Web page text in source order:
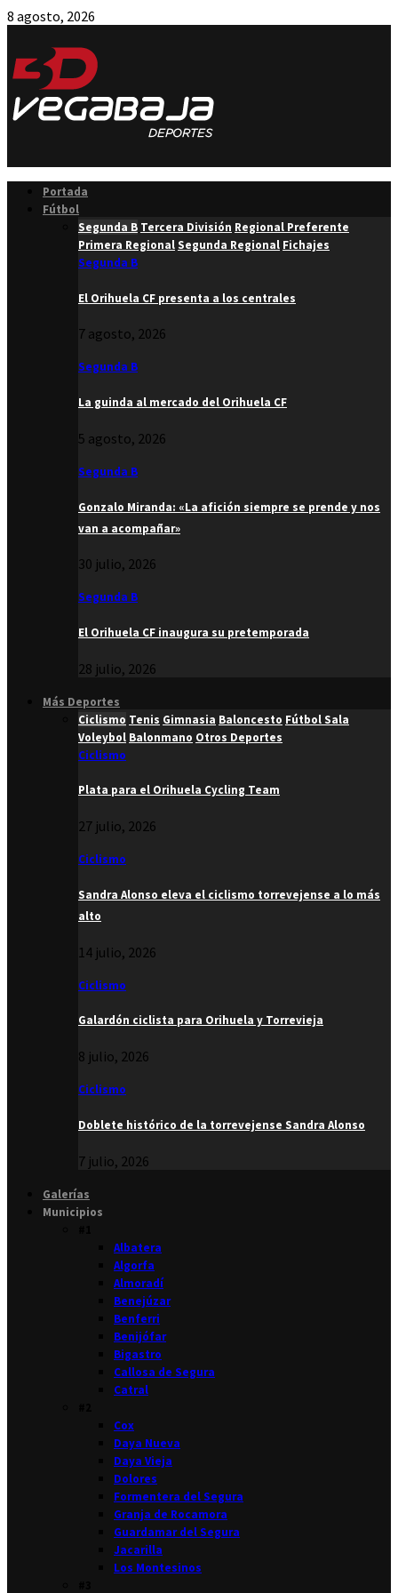
8 agosto, 2026
Portada
Fútbol
Segunda B Tercera División Regional Preferente
Primera RegionalSegunda Regional Fichajes
Segunda B
El Orihuela CF presenta a los centrales
7 agosto, 2026
Segunda B
La guinda al mercado del Orihuela CF
5 agosto, 2026
Segunda B
Gonzalo Miranda: «La afición siempre se prende y nos
van a acompañar»
30 julio, 2026
Segunda B
El Orihuela CF inaugura su pretemporada
28 julio, 2026
Más Deportes
Ciclismo Tenis Gimnasia Baloncesto Fútbol Sala
Voleybol Balonmano Otros Deportes
Ciclismo
Plata para el Orihuela Cycling Team
27 julio, 2026
Ciclismo
Sandra Alonso eleva el ciclismo torrevejense a lo más
alto
14 julio, 2026
Ciclismo
Galardón ciclista para Orihuela y Torrevieja
8 julio, 2026
Ciclismo
Doblete histórico de la torrevejense Sandra Alonso
7 julio, 2026
Galerías
Municipios
Albatera
Algorfa
Almoradí
Benejúzar
Benferri
Benijófar
Bigastro
Callosa de Segura
Catral
Cox
Daya Nueva
Daya Vieja
Dolores
Formentera del Segura
Granja de Rocamora
Guardamar del Segura
Jacarilla
Los Montesinos